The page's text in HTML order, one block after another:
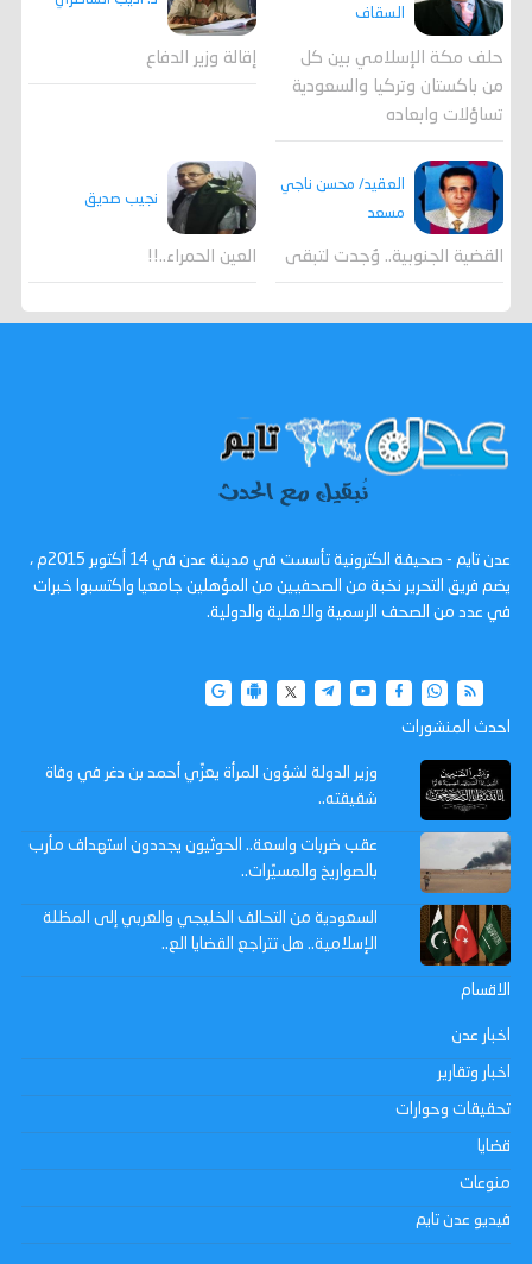
السقاف
حلف مكة الإسلامي بين كل
من باكستان وتركيا والسعودية
تساؤلات وابعاده
إقالة وزير الدفاع
العقيد/ محسن ناجي
مسعد
القضية الجنوبية.. وُجدت لتبقى
نجيب صديق
العين الحمراء..!!
عدن تايم - صحيفة الكترونية تأسست في مدينة عدن في 14 أكتوبر 2015م ،
يضم فريق التحرير نخبة من الصحفيين من المؤهلين جامعيا واكتسبوا خبرات
في عدد من الصحف الرسمية والاهلية والدولية.
احدث المنشورات
وزير الدولة لشؤون المرأة يعزّي أحمد بن دغر في وفاة
شقيقته..
عقب ضربات واسعة.. الحوثيون يجددون استهداف مأرب
بالصواريخ والمسيّرات..
السعودية من التحالف الخليجي والعربي إلى المظلة
الإسلامية.. هل تتراجع القضايا الع..
الاقسام
اخبار عدن
اخبار وتقارير
تحقيقات وحوارات
قضايا
منوعات
فيديو عدن تايم